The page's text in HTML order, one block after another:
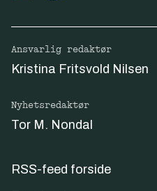
Ansvarlig redaktør
Kristina Fritsvold Nilsen
Nyhetsredaktør
Tor M. Nondal
RSS-feed forside